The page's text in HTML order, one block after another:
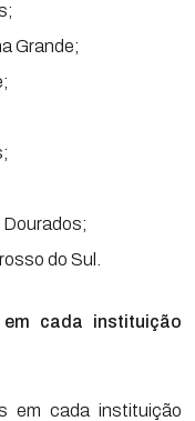
Grande;
Dourados;
do Sul.
cada instituição
em cada instituição